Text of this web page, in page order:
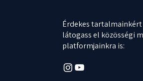
Érdekes tartalmainkért
látogass el közösségi
platformjainkra is: